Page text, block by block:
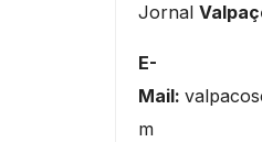
Jornal
E-
Mail:
m